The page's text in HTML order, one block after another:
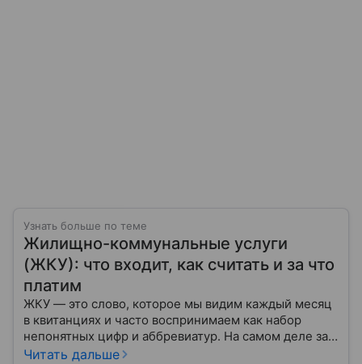
Узнать больше по теме
Жилищно-коммунальные услуги
(ЖКУ): что входит, как считать и за что
платим
ЖКУ — это слово, которое мы видим каждый месяц
в квитанциях и часто воспринимаем как набор
непонятных цифр и аббревиатур. На самом деле за
ним скрывается целая система: от уборки подъезда
Читать дальше